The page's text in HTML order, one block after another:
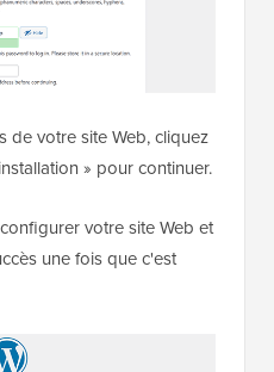
de votre site Web, cliquez
» pour continuer.
votre site Web et
une fois que c'est